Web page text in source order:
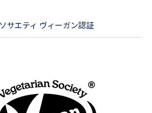
サエティ ヴィーガン認証